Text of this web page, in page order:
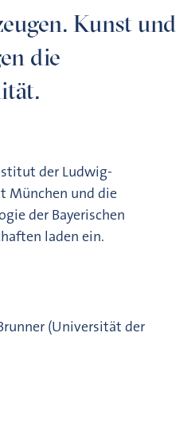
Kunst und
die
der Ludwig-
München und die
der Bayerischen
laden ein.
(Universität der